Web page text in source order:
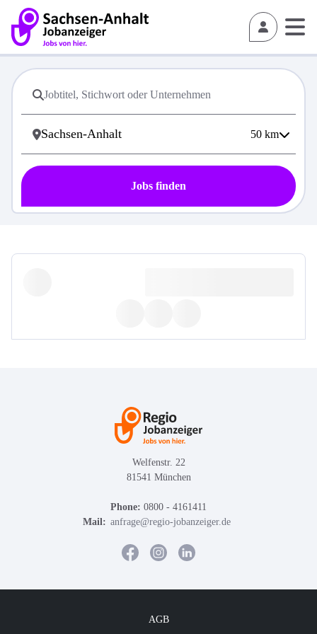
50 km
Jobs finden
Welfenstr. 22
81541 München
Phone: 0800 - 4161411
Mail: anfrage@regio-jobanzeiger.de
AGB